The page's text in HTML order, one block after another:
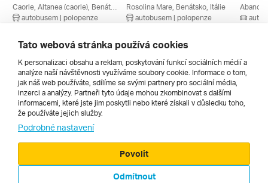
autobusem | polopenze
21 660 Kč
Rosolina Mare, Benátsko, Itálie
autobusem | polopenze
10 360 Kč
Abano
Všechny
Cestopisy
Tato webová stránka používá cookies
K personalizaci obsahu a reklam, poskytování funkcí sociálních médií a
analýze naší návštěvnosti využíváme soubory cookie. Informace o tom,
jak náš web používáte, sdílíme se svými partnery pro sociální média,
inzerci a analýzy. Partneři tyto údaje mohou zkombinovat s dalšími
informacemi, které jste jim poskytli nebo které získali v důsledku toho,
že používáte jejich služby.
Podrobné nastavení
Odmítnout
Povolit